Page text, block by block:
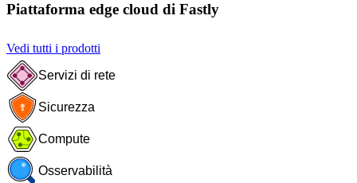
Piattaforma edge cloud di Fastly
Vedi tutti i prodotti
Servizi di rete
Sicurezza
Compute
Osservabilità